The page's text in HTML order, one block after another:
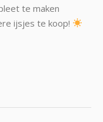
te maken
ijsjes te koop!